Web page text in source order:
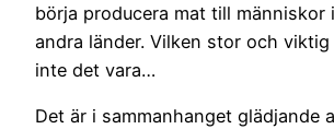
börja producera mat till människor
andra länder. Vilken stor och
inte det vara…
Det är i sammanhanget glädjande